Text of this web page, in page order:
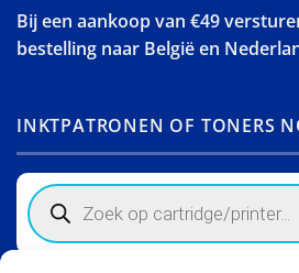
Bij een aankoop van €49
bestelling naar België en
INKTPATRONEN OF TONERS
Products
search